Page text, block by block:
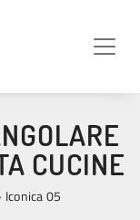
CUCINE
Iconica 05